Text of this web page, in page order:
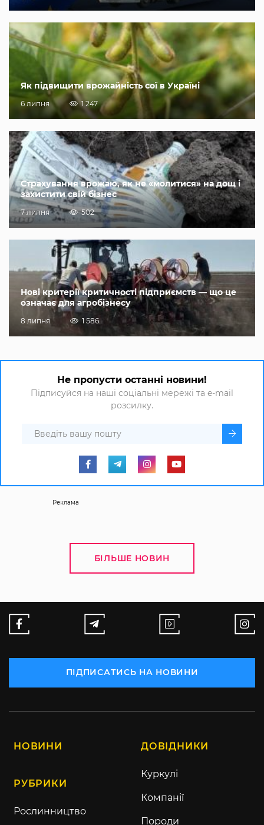
Як підвищити врожайність сої в Україні
6 липня 1 247
Страхування врожаю, як не «молитися» на дощ і
захистити свій бізнес
7 липня 502
Нові критерії критичності підприємств — що це
означає для агробізнесу
8 липня 1 586
Не пропусти останні новини!
Підписуйся на наші соціальні мережі та e-mail
розсилку.
Реклама
БІЛЬШЕ НОВИН
ПІДПИСАТИСЬ НА НОВИНИ
НОВИНИ
РУБРИКИ
Рослинництво
ДОВІДНИКИ
Куркулі
Компанії
Породи